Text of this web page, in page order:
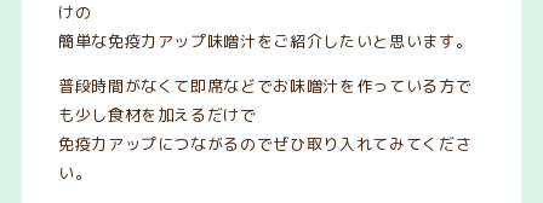
けの
簡単な免疫力アップ味噌汁をご紹介したいと思います。
普段時間がなくて即席などでお味噌汁を作っている方で
も少し食材を加えるだけで
免疫力アップにつながるのでぜひ取り入れてみてくださ
い。